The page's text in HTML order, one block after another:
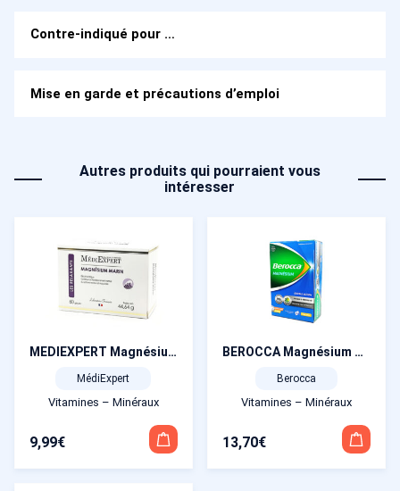
Contre-indiqué pour …
Mise en garde et précautions d’emploi
Autres produits qui pourraient vous
intéresser
MEDIEXPERT Magnésium Marin 60 gélules
MédiExpert
Vitamines – Minéraux
9,99€
BEROCCA Magnésium Double action 14 sachets poudre effervescente
Berocca
Vitamines – Minéraux
13,70€